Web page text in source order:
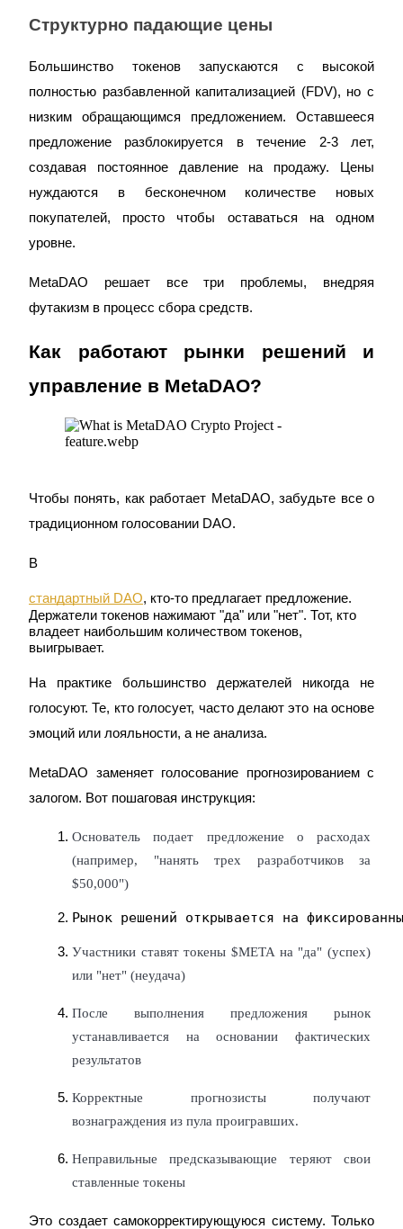
Авто Инвест
Получите долгосрочную прибыль и гибкие проценты
Изучите стейкинг
Узнайте о пассивном доходе
Bitrue Партнеры
Партнеры Bitrue
Реферал
Пригласите друга, чтобы получить денежные
Структурно падающие цены
Большинство токенов запускаются с высокой
полностью разбавленной капитализацией (FDV), но с
низким обращающимся предложением. Оставшееся
предложение разблокируется в течение 2-3 лет,
создавая постоянное давление на продажу. Цены
нуждаются в бесконечном количестве новых
покупателей, просто чтобы оставаться на одном
уровне.
MetaDAO решает все три проблемы, внедряя
футакизм в процесс сбора средств.
Как работают рынки решений и
управление в MetaDAO?
Чтобы понять, как работает MetaDAO, забудьте все о
традиционном голосовании DAO.
В
стандартный DAO, кто-то предлагает предложение.
Держатели токенов нажимают "да" или "нет". Тот, кто
владеет наибольшим количеством токенов,
выигрывает.
На практике большинство держателей никогда не
голосуют. Те, кто голосует, часто делают это на основе
эмоций или лояльности, а не анализа.
MetaDAO заменяет голосование прогнозированием с
залогом. Вот пошаговая инструкция:
Основатель подает предложение о расходах
(например, "нанять трех разработчиков за
$50,000")
Рынок решений открывается на
Участники ставят токены $META на "да" (успех)
или "нет" (неудача)
После выполнения предложения рынок
устанавливается на основании фактических
результатов
Корректные прогнозисты получают
вознаграждения из пула проигравших.
Неправильные предсказывающие теряют свои
ставленные токены
Это создает самокорректирующуюся систему. Только